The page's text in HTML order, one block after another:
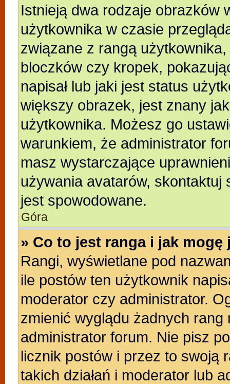
Istnieją dwa rodzaje obrazków
użytkownika w czasie
związane z rangą
bloczków czy kropek,
napisał lub jaki jest status
większy obrazek, jest znany
użytkownika. Możesz go
warunkiem, że administrator
masz wystarczające
używania avatarów,
jest spowodowane.
Góra
» Co to jest ranga i jak mogę
Rangi, wyświetlane pod
ile postów ten użytkownik
moderator czy administrator.
zmienić wyglądu żadnych
administrator forum. Nie pisz
licznik postów i przez to swoją
takich działań i moderator lub